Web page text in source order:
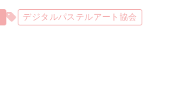
デジタルパステルアート協会